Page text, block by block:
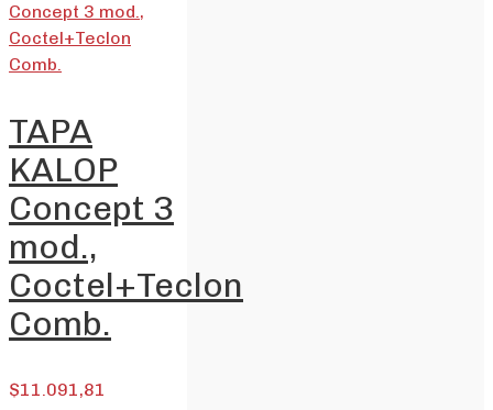
TAPA
KALOP
Concept 3
mod.,
Coctel+Teclon
Comb.
$11.091,81